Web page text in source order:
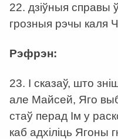
22. дзіўныя справы
грозныя рэчы каля
Рэфрэн:
23. І сказаў, што
але Майсей, Яго
стаў перад Ім у
каб адхіліць Ягоны